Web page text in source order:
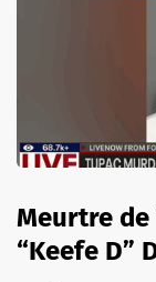
Meurtre de
“Keefe D”